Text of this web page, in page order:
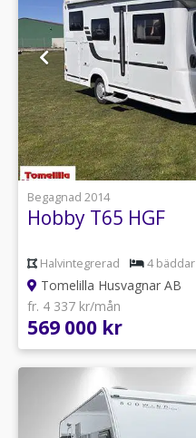
1
Begagnad 2014
Hobby T65 HGF
Halvintegrerad 4 bäddar
Tomelilla Husvagnar AB
fr. 4 337 kr/mån
569 000 kr